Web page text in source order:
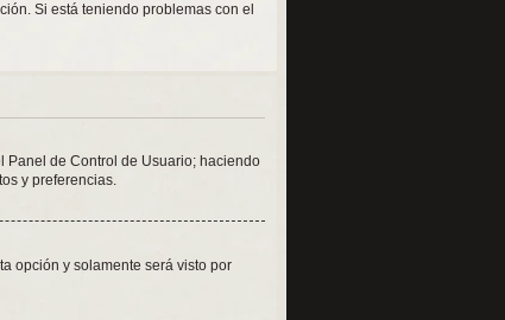
Si está teniendo problemas con el
Panel de Control de Usuario; haciendo
y preferencias.
opción y solamente será visto por